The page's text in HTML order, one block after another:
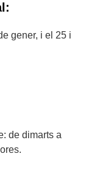
gener, i el 25 i
de dimarts a